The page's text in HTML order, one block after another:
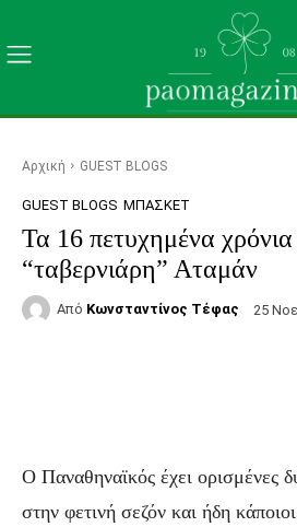
Αρχική GUEST BLOGS
GUEST BLOGS ΜΠΆΣΚΕΤ
Τα 16 πετυχημένα
“ταβερνιάρη” Αταμάν
Από Κωνσταντίνος Τέφας 25
Ο Παναθηναϊκός έχει ορισμένες
στην φετινή σεζόν και ήδη